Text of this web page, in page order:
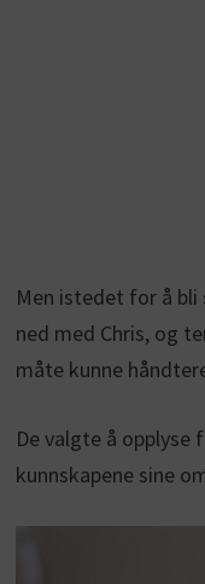
Men istedet for å
ned med Chris, og
måte kunne
De valgte å
kunnskapene sine